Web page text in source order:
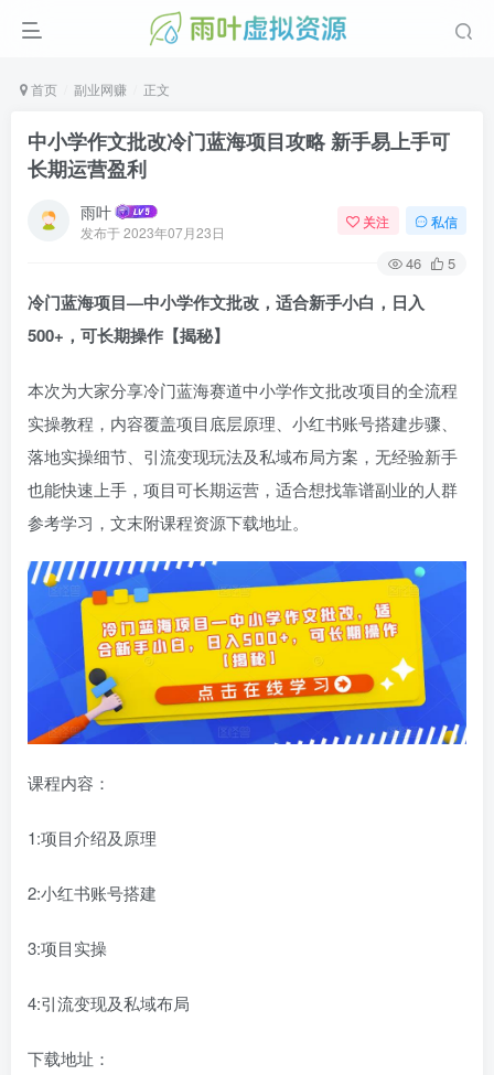
首页 副业网赚 正文
中小学作文批改冷门蓝海项目攻略 新手易上手可
长期运营盈利
雨叶
发布于2023年07月23日
关注 私信
46 5
冷门蓝海项目—中小学作文批改，适合新手小白，日入
500+，可长期操作【揭秘】
本次为大家分享冷门蓝海赛道中小学作文批改项目的全流程
实操教程，内容覆盖项目底层原理、小红书账号搭建步骤、
落地实操细节、引流变现玩法及私域布局方案，无经验新手
也能快速上手，项目可长期运营，适合想找靠谱副业的人群
参考学习，文末附课程资源下载地址。
课程内容：
1:项目介绍及原理
2:小红书账号搭建
3:项目实操
4:引流变现及私域布局
下载地址：